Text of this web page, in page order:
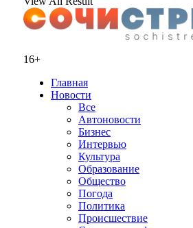
16+
Главная
Новости
Все
Автоновости
Бизнес
Интервью
Культура
Образование
Общество
Погода
Политика
Происшествие